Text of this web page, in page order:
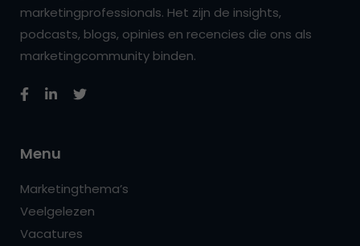
marketingprofessionals. Het zijn de insights,
podcasts, blogs, opinies en recencies die ons als
marketingcommunity binden.
Menu
Marketingthema’s
Veelgelezen
Vacatures